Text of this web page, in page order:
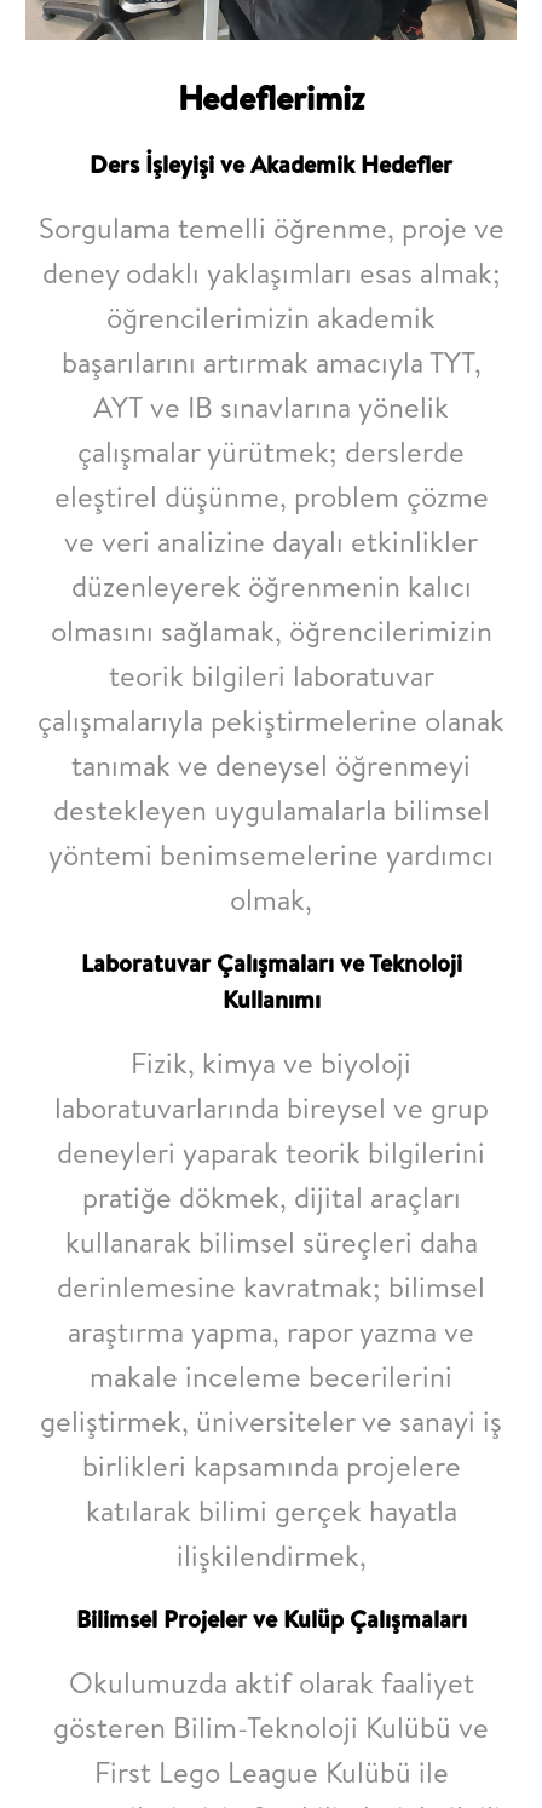
Hedeflerimiz
Ders İşleyişi ve Akademik Hedefler
Sorgulama temelli öğrenme, proje ve
deney odaklı yaklaşımları esas almak;
öğrencilerimizin akademik
başarılarını artırmak amacıyla TYT,
AYT ve IB sınavlarına yönelik
çalışmalar yürütmek; derslerde
eleştirel düşünme, problem çözme
ve veri analizine dayalı etkinlikler
düzenleyerek öğrenmenin kalıcı
olmasını sağlamak, öğrencilerimizin
teorik bilgileri laboratuvar
çalışmalarıyla pekiştirmelerine olanak
tanımak ve deneysel öğrenmeyi
destekleyen uygulamalarla bilimsel
yöntemi benimsemelerine yardımcı
olmak,
Laboratuvar Çalışmaları ve Teknoloji
Kullanımı
Fizik, kimya ve biyoloji
laboratuvarlarında bireysel ve grup
deneyleri yaparak teorik bilgilerini
pratiğe dökmek, dijital araçları
kullanarak bilimsel süreçleri daha
derinlemesine kavratmak; bilimsel
araştırma yapma, rapor yazma ve
makale inceleme becerilerini
geliştirmek, üniversiteler ve sanayi iş
birlikleri kapsamında projelere
katılarak bilimi gerçek hayatla
ilişkilendirmek,
Bilimsel Projeler ve Kulüp Çalışmaları
Okulumuzda aktif olarak faaliyet
gösteren Bilim-Teknoloji Kulübü ve
First Lego League Kulübü ile